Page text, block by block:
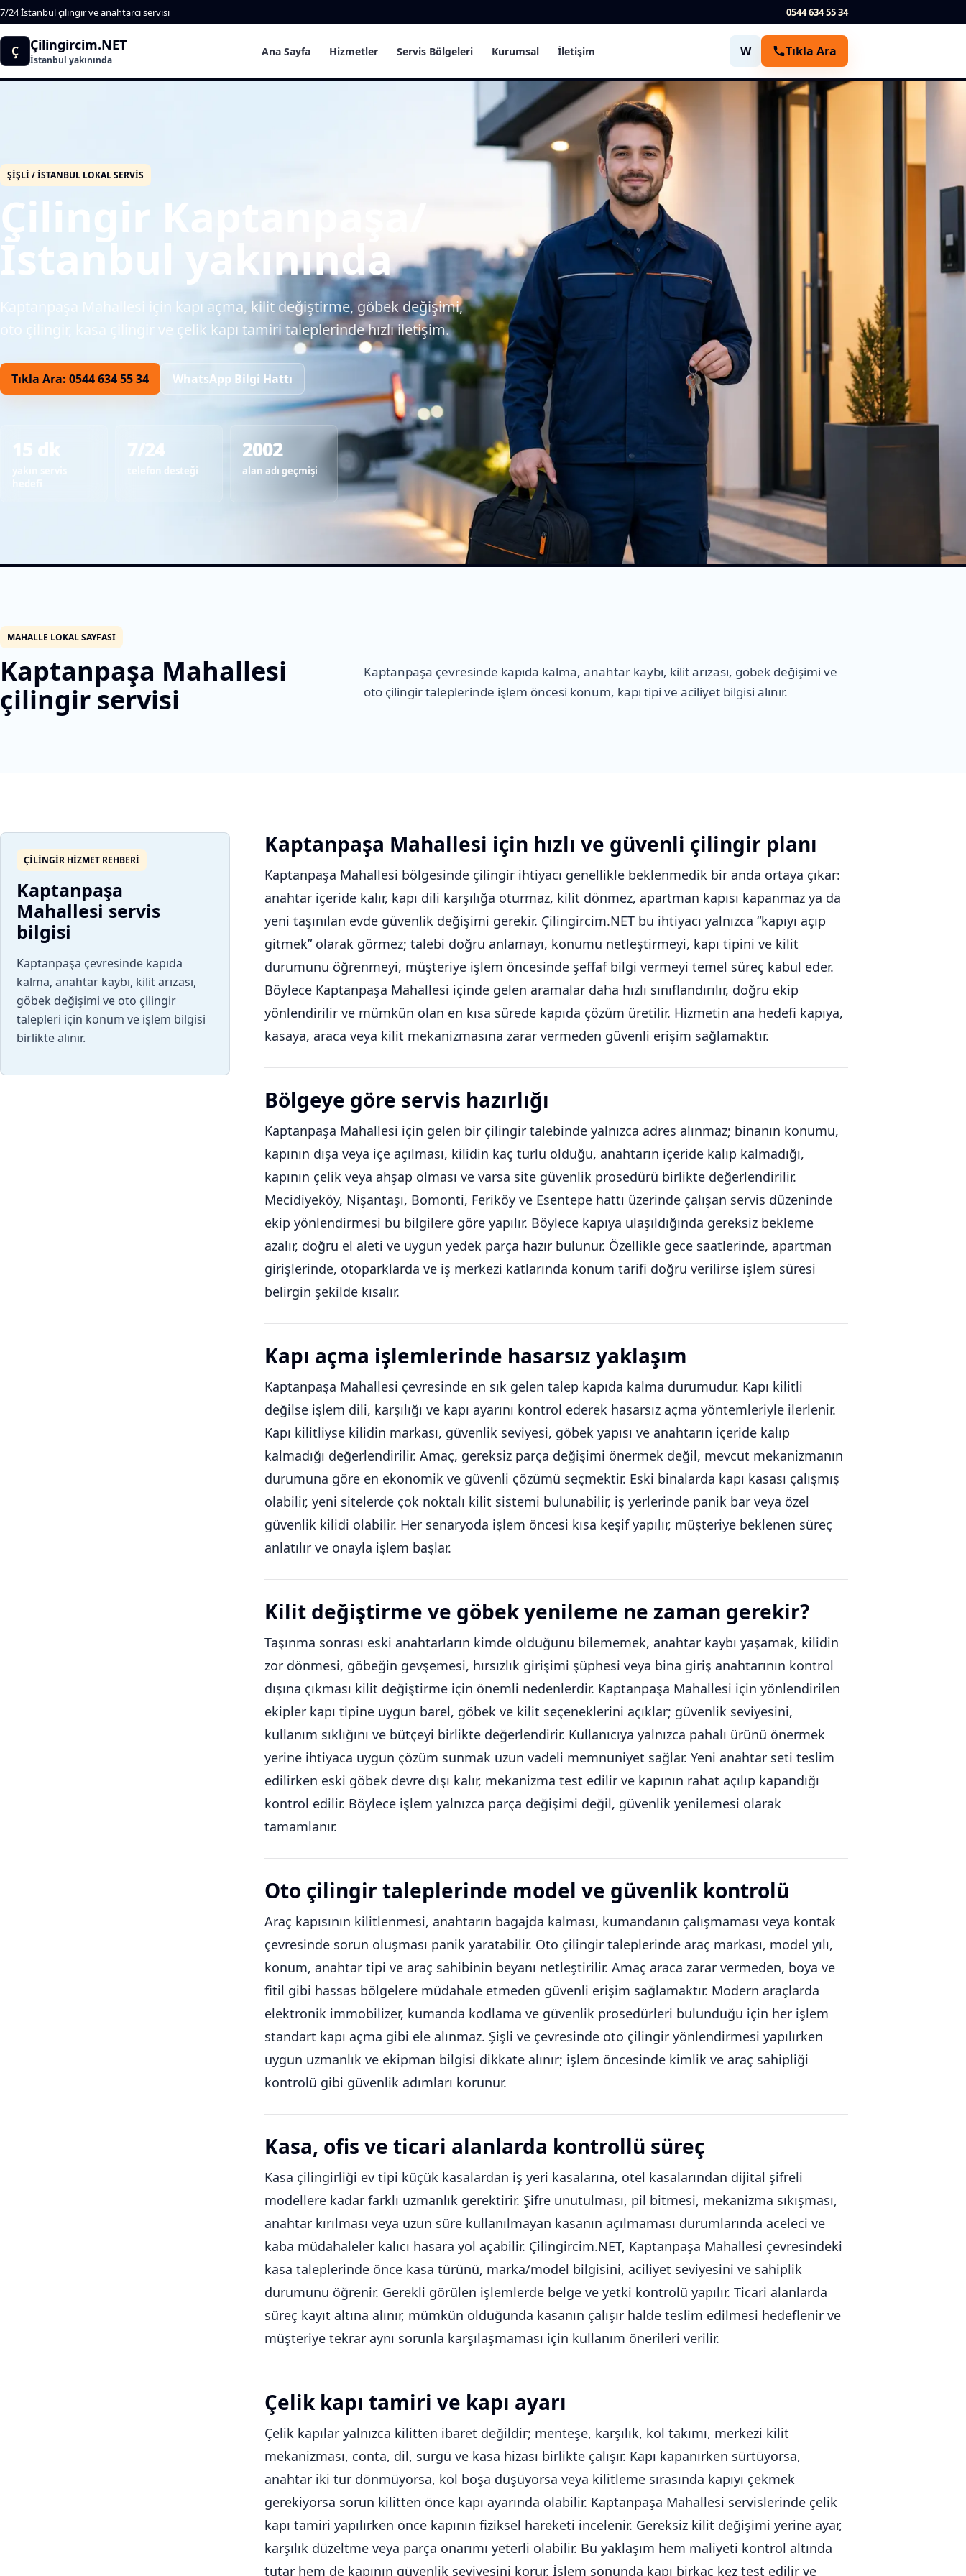
7/24 İstanbul çilingir ve anahtarcı servisi 0544 634 55 34
Ç Çilingircim.NET
İstanbul yakınında
Ana Sayfa Hizmetler Servis Bölgeleri Kurumsal İletişim W Tıkla Ara
ŞIŞLI / İSTANBUL LOKAL SERVIS
Çilingir Kaptanpaşa/
İstanbul yakınında
Kaptanpaşa Mahallesi için kapı açma, kilit değiştirme, göbek değişimi,
oto çilingir, kasa çilingir ve çelik kapı tamiri taleplerinde hızlı iletişim.
Tıkla Ara: 0544 634 55 34 WhatsApp Bilgi Hattı
15 dk 7/24
telefon desteği
2002
alan adı geçmişi
MAHALLE LOKAL SAYFASI
Kaptanpaşa Mahallesi
çilingir servisi
Kaptanpaşa çevresinde kapıda kalma, anahtar kaybı, kilit arızası, göbek değişimi ve
oto çilingir taleplerinde işlem öncesi konum, kapı tipi ve aciliyet bilgisi alınır.
ÇILINGIR HIZMET REHBERI
Kaptanpaşa
Mahallesi servis
bilgisi
Kaptanpaşa çevresinde kapıda
kalma, anahtar kaybı, kilit arızası,
göbek değişimi ve oto çilingir
talepleri için konum ve işlem bilgisi
birlikte alınır.
Kaptanpaşa Mahallesi için hızlı ve güvenli çilingir planı
Kaptanpaşa Mahallesi bölgesinde çilingir ihtiyacı genellikle beklenmedik bir anda ortaya çıkar:
anahtar içeride kalır, kapı dili karşılığa oturmaz, kilit dönmez, apartman kapısı kapanmaz ya da
yeni taşınılan evde güvenlik değişimi gerekir. Çilingircim.NET bu ihtiyacı yalnızca “kapıyı açıp
gitmek” olarak görmez; talebi doğru anlamayı, konumu netleştirmeyi, kapı tipini ve kilit
durumunu öğrenmeyi, müşteriye işlem öncesinde şeffaf bilgi vermeyi temel süreç kabul eder.
Böylece Kaptanpaşa Mahallesi içinde gelen aramalar daha hızlı sınıflandırılır, doğru ekip
yönlendirilir ve mümkün olan en kısa sürede kapıda çözüm üretilir. Hizmetin ana hedefi kapıya,
kasaya, araca veya kilit mekanizmasına zarar vermeden güvenli erişim sağlamaktır.
Bölgeye göre servis hazırlığı
Kaptanpaşa Mahallesi için gelen bir çilingir talebinde yalnızca adres alınmaz; binanın konumu,
kapının dışa veya içe açılması, kilidin kaç turlu olduğu, anahtarın içeride kalıp kalmadığı,
kapının çelik veya ahşap olması ve varsa site güvenlik prosedürü birlikte değerlendirilir.
Mecidiyeköy, Nişantaşı, Bomonti, Feriköy ve Esentepe hattı üzerinde çalışan servis düzeninde
ekip yönlendirmesi bu bilgilere göre yapılır. Böylece kapıya ulaşıldığında gereksiz bekleme
azalır, doğru el aleti ve uygun yedek parça hazır bulunur. Özellikle gece saatlerinde, apartman
girişlerinde, otoparklarda ve iş merkezi katlarında konum tarifi doğru verilirse işlem süresi
belirgin şekilde kısalır.
Kapı açma işlemlerinde hasarsız yaklaşım
Kaptanpaşa Mahallesi çevresinde en sık gelen talep kapıda kalma durumudur. Kapı kilitli
değilse işlem dili, karşılığı ve kapı ayarını kontrol ederek hasarsız açma yöntemleriyle ilerlenir.
Kapı kilitliyse kilidin markası, güvenlik seviyesi, göbek yapısı ve anahtarın içeride kalıp
kalmadığı değerlendirilir. Amaç, gereksiz parça değişimi önermek değil, mevcut mekanizmanın
durumuna göre en ekonomik ve güvenli çözümü seçmektir. Eski binalarda kapı kasası çalışmış
olabilir, yeni sitelerde çok noktalı kilit sistemi bulunabilir, iş yerlerinde panik bar veya özel
güvenlik kilidi olabilir. Her senaryoda işlem öncesi kısa keşif yapılır, müşteriye beklenen süreç
anlatılır ve onayla işlem başlar.
Kilit değiştirme ve göbek yenileme ne zaman gerekir?
Taşınma sonrası eski anahtarların kimde olduğunu bilememek, anahtar kaybı yaşamak, kilidin
zor dönmesi, göbeğin gevşemesi, hırsızlık girişimi şüphesi veya bina giriş anahtarının kontrol
dışına çıkması kilit değiştirme için önemli nedenlerdir. Kaptanpaşa Mahallesi için yönlendirilen
ekipler kapı tipine uygun barel, göbek ve kilit seçeneklerini açıklar; güvenlik seviyesini,
kullanım sıklığını ve bütçeyi birlikte değerlendirir. Kullanıcıya yalnızca pahalı ürünü önermek
yerine ihtiyaca uygun çözüm sunmak uzun vadeli memnuniyet sağlar. Yeni anahtar seti teslim
edilirken eski göbek devre dışı kalır, mekanizma test edilir ve kapının rahat açılıp kapandığı
kontrol edilir. Böylece işlem yalnızca parça değişimi değil, güvenlik yenilemesi olarak
tamamlanır.
Oto çilingir taleplerinde model ve güvenlik kontrolü
Araç kapısının kilitlenmesi, anahtarın bagajda kalması, kumandanın çalışmaması veya kontak
çevresinde sorun oluşması panik yaratabilir. Oto çilingir taleplerinde araç markası, model yılı,
konum, anahtar tipi ve araç sahibinin beyanı netleştirilir. Amaç araca zarar vermeden, boya ve
fitil gibi hassas bölgelere müdahale etmeden güvenli erişim sağlamaktır. Modern araçlarda
elektronik immobilizer, kumanda kodlama ve güvenlik prosedürleri bulunduğu için her işlem
standart kapı açma gibi ele alınmaz. Şişli ve çevresinde oto çilingir yönlendirmesi yapılırken
uygun uzmanlık ve ekipman bilgisi dikkate alınır; işlem öncesinde kimlik ve araç sahipliği
kontrolü gibi güvenlik adımları korunur.
Kasa, ofis ve ticari alanlarda kontrollü süreç
Kasa çilingirliği ev tipi küçük kasalardan iş yeri kasalarına, otel kasalarından dijital şifreli
modellere kadar farklı uzmanlık gerektirir. Şifre unutulması, pil bitmesi, mekanizma sıkışması,
anahtar kırılması veya uzun süre kullanılmayan kasanın açılmaması durumlarında aceleci ve
kaba müdahaleler kalıcı hasara yol açabilir. Çilingircim.NET, Kaptanpaşa Mahallesi çevresindeki
kasa taleplerinde önce kasa türünü, marka/model bilgisini, aciliyet seviyesini ve sahiplik
durumunu öğrenir. Gerekli görülen işlemlerde belge ve yetki kontrolü yapılır. Ticari alanlarda
süreç kayıt altına alınır, mümkün olduğunda kasanın çalışır halde teslim edilmesi hedeflenir ve
müşteriye tekrar aynı sorunla karşılaşmaması için kullanım önerileri verilir.
Çelik kapı tamiri ve kapı ayarı
Çelik kapılar yalnızca kilitten ibaret değildir; menteşe, karşılık, kol takımı, merkezi kilit
mekanizması, conta, dil, sürgü ve kasa hizası birlikte çalışır. Kapı kapanırken sürtüyorsa,
anahtar iki tur dönmüyorsa, kol boşa düşüyorsa veya kilitleme sırasında kapıyı çekmek
gerekiyorsa sorun kilitten önce kapı ayarında olabilir. Kaptanpaşa Mahallesi servislerinde çelik
kapı tamiri yapılırken önce kapının fiziksel hareketi incelenir. Gereksiz kilit değişimi yerine ayar,
karşılık düzeltme veya parça onarımı yeterli olabilir. Bu yaklaşım hem maliyeti kontrol altında
tutar hem de kapının güvenlik seviyesini korur. İşlem sonunda kapı birkaç kez test edilir ve